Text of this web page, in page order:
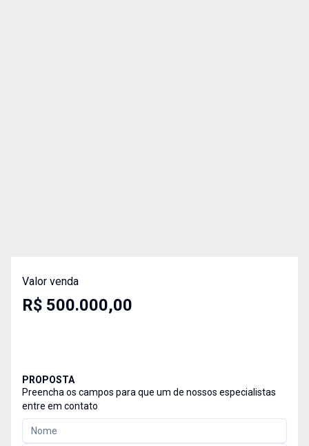
Valor venda
R$ 500.000,00
PROPOSTA
Preencha os campos para que um de nossos especialistas
entre em contato